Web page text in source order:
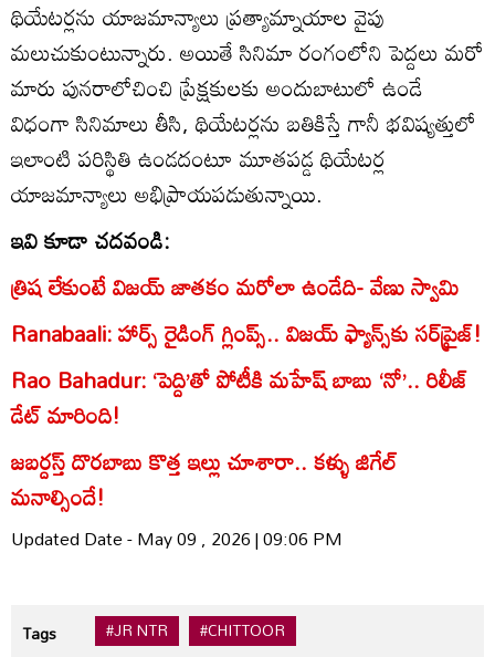
థియేటర్లను యాజమాన్యాలు ప్రత్యామ్నాయాల వైపు
మలుచుకుంటున్నారు. అయితే సినిమా రంగంలోని పెద్దలు మరో
మారు పునరాలోచించి ప్రేక్షకులకు అందుబాటులో ఉండే
విధంగా సినిమాలు తీసి, థియేటర్లను బతికిస్తే గానీ భవిష్యత్తులో
ఇలాంటి పరిస్థితి ఉండదంటూ మూతపడ్డ థియేటర్ల
యాజమాన్యాలు అభిప్రాయపడుతున్నాయి.
ఇవి కూడా చదవండి:
త్రిష లేకుంటే విజయ్ జాతకం మరోలా ఉండేది- వేణు స్వామి
Ranabaali: హార్స్ రైడింగ్ గ్లింప్స్.. విజయ్ ఫ్యాన్స్‌కు సర్‌ప్రైజ్!
Rao Bahadur: ‘పెద్ది’తో పోటీకి మహేష్ బాబు ‘నో’.. రిలీజ్
డేట్ మారింది!
జబర్దస్త్ దొరబాబు కొత్త ఇల్లు చూశారా.. కళ్ళు జిగేల్
మనాల్సిందే!
Updated Date - May 09 , 2026 | 09:06 PM
Tags #JR NTR #CHITTOOR